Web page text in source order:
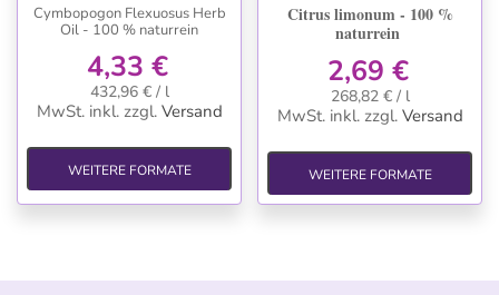
Cymbopogon Flexuosus Herb
Oil - 100 % naturrein
4,33 €
432,96 € / l
MwSt. inkl. zzgl. Versand
WEITERE FORMATE
Citrus limonum - 100 %
naturrein
2,69 €
268,82 € / l
MwSt. inkl. zzgl. Versand
WEITERE FORMATE